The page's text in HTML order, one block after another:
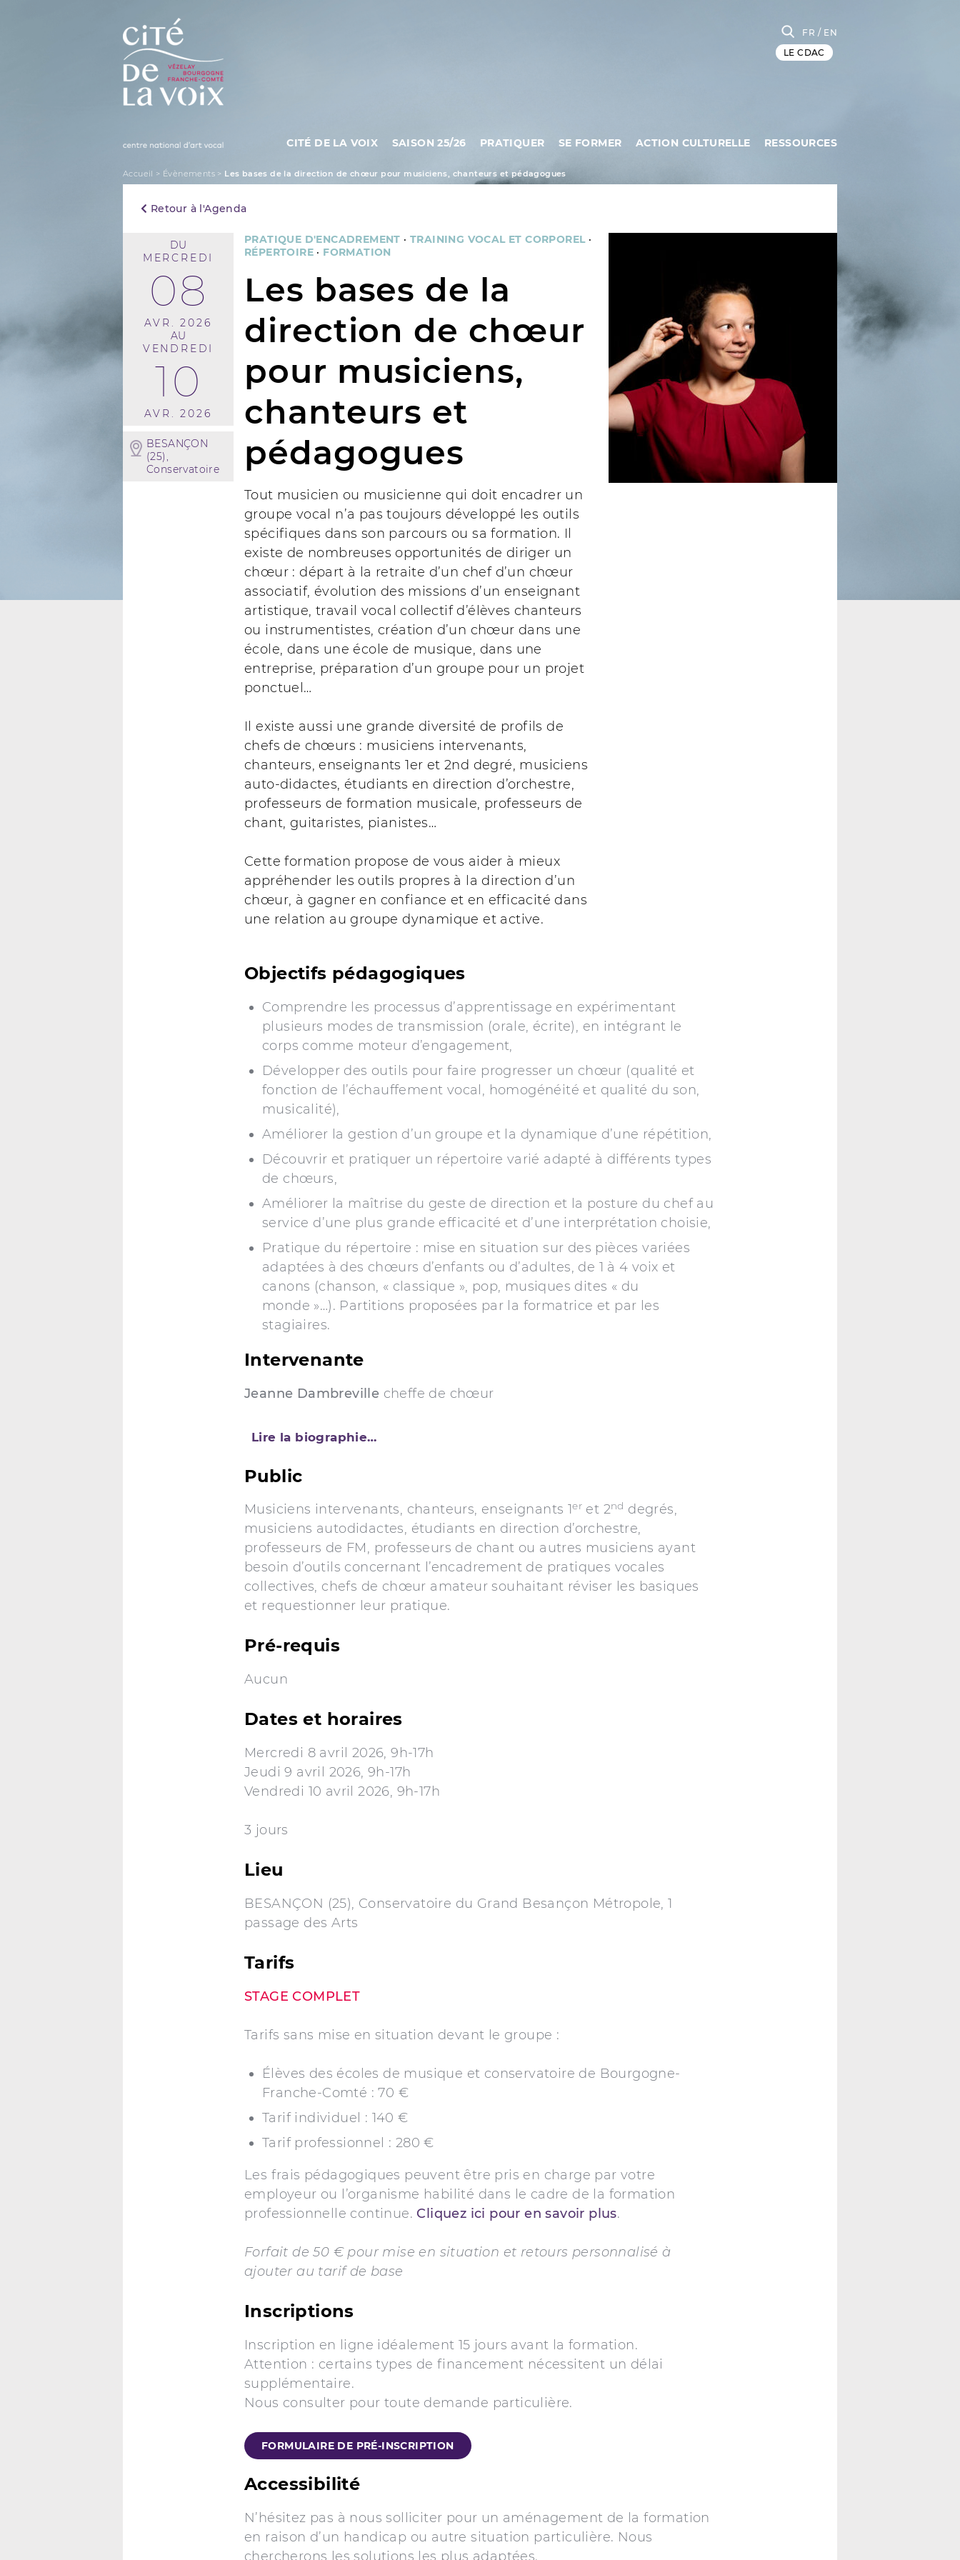
La Cité de la Voix
FR / EN
LE CDAC
CITÉ DE LA VOIX SAISON 25/26 PRATIQUER SE FORMER ACTION CULTURELLE RESSOURCES
Accueil > Évènements > Les bases de la direction de chœur pour musiciens, chanteurs et pédagogues
Retour à l'Agenda
DU
MERCREDI
08
AVR. 2026
AU
VENDREDI
10
AVR. 2026
BESANÇON
(25),
Conservatoire
PRATIQUE D'ENCADREMENT ·TRAINING VOCAL ET CORPOREL·
RÉPERTOIRE · FORMATION
Les bases de la
direction de chœur
pour musiciens,
chanteurs et
pédagogues
Tout musicien ou musicienne qui doit encadrer un
groupe vocal n’a pas toujours développé les outils
spécifiques dans son parcours ou sa formation. Il
existe de nombreuses opportunités de diriger un
chœur : départ à la retraite d’un chef d’un chœur
associatif, évolution des missions d’un enseignant
artistique, travail vocal collectif d’élèves chanteurs
ou instrumentistes, création d’un chœur dans une
école, dans une école de musique, dans une
entreprise, préparation d’un groupe pour un projet
ponctuel…
Il existe aussi une grande diversité de profils de
chefs de chœurs : musiciens intervenants,
chanteurs, enseignants 1er et 2nd degré, musiciens
auto-didactes, étudiants en direction d’orchestre,
professeurs de formation musicale, professeurs de
chant, guitaristes, pianistes…
Cette formation propose de vous aider à mieux
appréhender les outils propres à la direction d’un
chœur, à gagner en confiance et en efficacité dans
une relation au groupe dynamique et active.
Objectifs pédagogiques
Comprendre les processus d’apprentissage en expérimentant
plusieurs modes de transmission (orale, écrite), en intégrant le
corps comme moteur d’engagement,
Développer des outils pour faire progresser un chœur (qualité et
fonction de l’échauffement vocal, homogénéité et qualité du son,
musicalité),
Améliorer la gestion d’un groupe et la dynamique d’une répétition,
Découvrir et pratiquer un répertoire varié adapté à différents types
de chœurs,
Améliorer la maîtrise du geste de direction et la posture du chef au
service d’une plus grande efficacité et d’une interprétation choisie,
Pratique du répertoire : mise en situation sur des pièces variées
adaptées à des chœurs d’enfants ou d’adultes, de 1 à 4 voix et
canons (chanson, « classique », pop, musiques dites « du
monde »…). Partitions proposées par la formatrice et par les
stagiaires.
Intervenante
Jeanne Dambreville cheffe de chœur
Lire la biographie…
Public
Musiciens intervenants, chanteurs, enseignants 1er et 2nd degrés,
musiciens autodidactes, étudiants en direction d’orchestre,
professeurs de FM, professeurs de chant ou autres musiciens ayant
besoin d’outils concernant l’encadrement de pratiques vocales
collectives, chefs de chœur amateur souhaitant réviser les basiques
et requestionner leur pratique.
Pré-requis
Aucun
Dates et horaires
Mercredi 8 avril 2026, 9h-17h
Jeudi 9 avril 2026, 9h-17h
Vendredi 10 avril 2026, 9h-17h
3 jours
Lieu
BESANÇON (25), Conservatoire du Grand Besançon Métropole, 1
passage des Arts
Tarifs
STAGE COMPLET
Tarifs sans mise en situation devant le groupe :
Élèves des écoles de musique et conservatoire de Bourgogne-
Franche-Comté : 70 €
Tarif individuel : 140 €
Tarif professionnel : 280 €
Les frais pédagogiques peuvent être pris en charge par votre
employeur ou l’organisme habilité dans le cadre de la formation
professionnelle continue. Cliquez ici pour en savoir plus.
Forfait de 50 € pour mise en situation et retours personnalisé à
ajouter au tarif de base
Inscriptions
Inscription en ligne idéalement 15 jours avant la formation.
Attention : certains types de financement nécessitent un délai
supplémentaire.
Nous consulter pour toute demande particulière.
FORMULAIRE DE PRÉ-INSCRIPTION
Accessibilité
N’hésitez pas à nous solliciter pour un aménagement de la formation
en raison d’un handicap ou autre situation particulière. Nous
chercherons les solutions les plus adaptées.